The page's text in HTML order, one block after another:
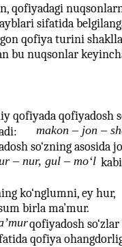
qofiyadagi
sifatida
qofiya turini
bu nuqsonlar
qofiyada qofiyadosh
makon – jon –
so‘zning asosida
– nur, gul – mo‘l
ko‘nglumni, ey hur,
birla ma’mur.
qofiyadosh
qofiya